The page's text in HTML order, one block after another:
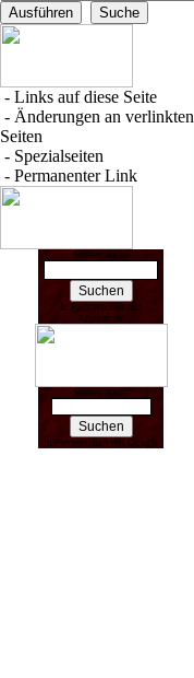
- Links auf diese Seite
- Änderungen an verlinkten
Seiten
- Spezialseiten
- Permanenter Link
Suchen nach:
In Partnerschaft mit
Amazon.de
Suchen nach:
In Partnerschaft mit Google